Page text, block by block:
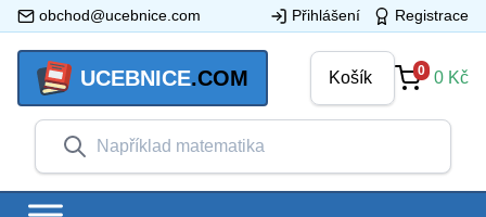
obchod@ucebnice.com Přihlášení Registrace
UCEBNICE.COM Košík 0 0 Kč